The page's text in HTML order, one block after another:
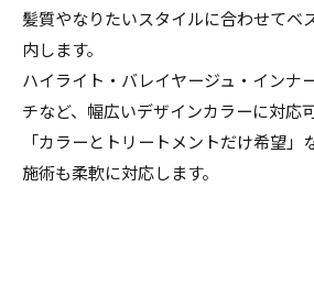
髪質やなりたいスタイルに合わせてベ
内します。
ハイライト・バレイヤージュ・インナ
チなど、幅広いデザインカラーに対応可
「カラーとトリートメントだけ希望」
施術も柔軟に対応します。